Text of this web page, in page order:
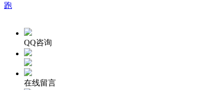
跑
QQ咨询
在线留言